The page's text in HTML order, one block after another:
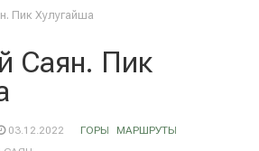
Пик Хулугайша
Саян. Пик
03.12.2022 ГОРЫ
МАРШРУТЫ